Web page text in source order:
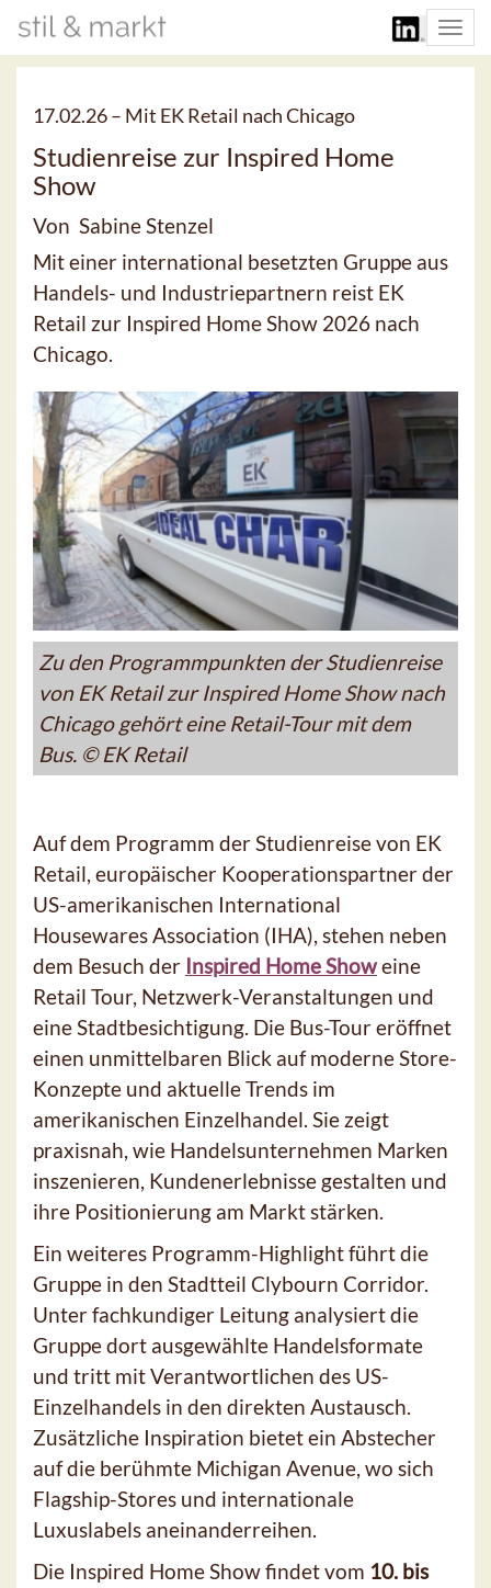
17.02.26 – Mit EK Retail nach Chicago
Studienreise zur Inspired Home
Show
Von Sabine Stenzel
Mit einer international besetzten Gruppe aus
Handels- und Industriepartnern reist EK
Retail zur Inspired Home Show 2026 nach
Chicago.
Zu den Programmpunkten der Studienreise
von EK Retail zur Inspired Home Show nach
Chicago gehört eine Retail-Tour mit dem
Bus. © EK Retail
Auf dem Programm der Studienreise von EK
Retail, europäischer Kooperationspartner der
US-amerikanischen International
Housewares Association (IHA), stehen neben
dem Besuch der Inspired Home Showeine
Retail Tour, Netzwerk-Veranstaltungen und
eine Stadtbesichtigung. Die Bus-Tour eröffnet
einen unmittelbaren Blick auf moderne Store-
Konzepte und aktuelle Trends im
amerikanischen Einzelhandel. Sie zeigt
praxisnah, wie Handelsunternehmen Marken
inszenieren, Kundenerlebnisse gestalten und
ihre Positionierung am Markt stärken.
Ein weiteres Programm-Highlight führt die
Gruppe in den Stadtteil Clybourn Corridor.
Unter fachkundiger Leitung analysiert die
Gruppe dort ausgewählte Handelsformate
und tritt mit Verantwortlichen des US-
Einzelhandels in den direkten Austausch.
Zusätzliche Inspiration bietet ein Abstecher
auf die berühmte Michigan Avenue, wo sich
Flagship-Stores und internationale
Luxuslabels aneinanderreihen.
Die Inspired Home Show findet vom 10. bis